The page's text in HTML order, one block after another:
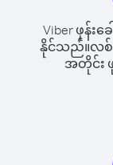
Viber ဖုန်း
နိုင်သည်။လစ်
အတိုင်း ဖု